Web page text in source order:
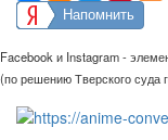
Напомнить
Facebook и Instagram -
(по решению Тверского суда